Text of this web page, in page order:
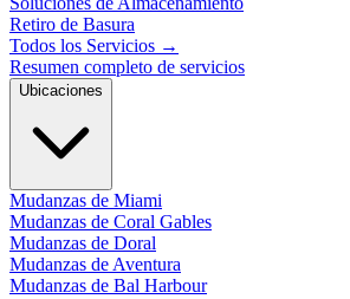
Retiro de Basura
Todos los Servicios →
Resumen completo de servicios
Ubicaciones
Mudanzas de Miami
Mudanzas de Coral Gables
Mudanzas de Doral
Mudanzas de Aventura
Mudanzas de Bal Harbour